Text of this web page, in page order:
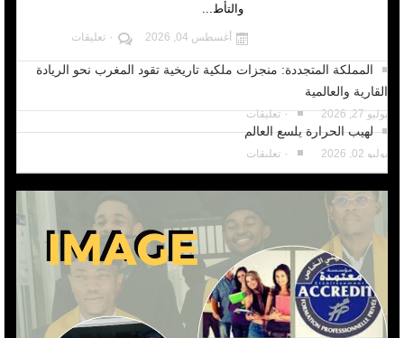
والتأط...
أغسطس 04, 2026 ٠ تعليقات
المملكة المتجددة: منجزات ملكية تاريخية تقود المغرب نحو الريادة
القارية والعالمية
يوليو 27, 2026 ٠ تعليقات
لهيب الحرارة يلسع العالم
يوليو 02, 2026 ٠ تعليقات